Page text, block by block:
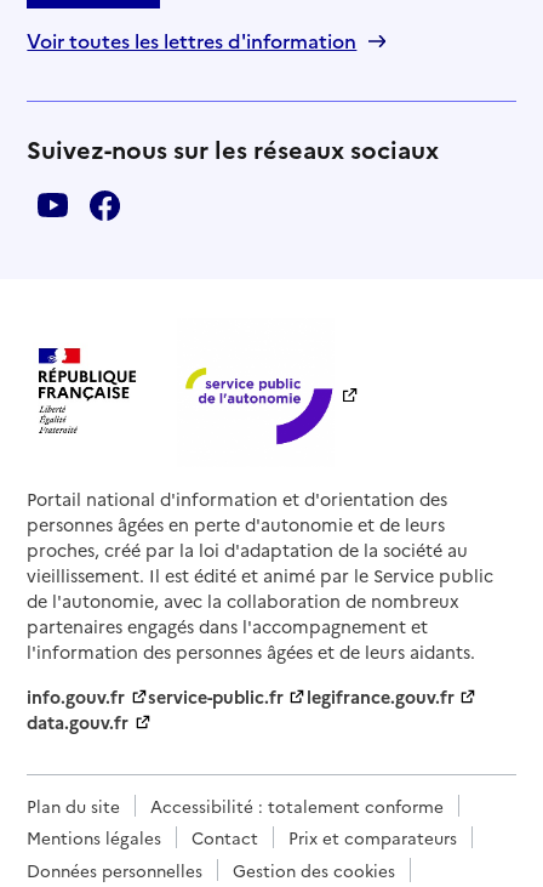
Voir toutes les lettres d'information
Suivez-nous sur les réseaux sociaux
Portail national d'information et d'orientation des
personnes âgées en perte d'autonomie et de leurs
proches, créé par la loi d'adaptation de la société au
vieillissement. Il est édité et animé par le Service public
de l'autonomie, avec la collaboration de nombreux
partenaires engagés dans l'accompagnement et
l'information des personnes âgées et de leurs aidants.
info.gouv.fr
service-public.fr
legifrance.gouv.fr
data.gouv.fr
Plan du site
Accessibilité : totalement conforme
Mentions légales
Contact
Prix et comparateurs
Données personnelles
Gestion des cookies